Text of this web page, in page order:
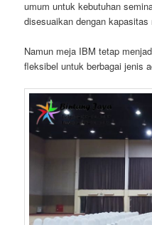
umum untuk kebutuhan
disesuaikan dengan
Namun meja IBM tetap
fleksibel untuk berbagai jenis